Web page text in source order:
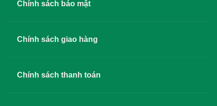
Chính sách bảo mật
Chính sách giao hàng
Chính sách thanh toán